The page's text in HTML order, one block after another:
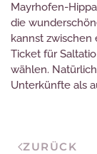
Mayrhofen-
die
kannst zwischen
Ticket für
wählen.
Unterkünfte als
ZURÜCK